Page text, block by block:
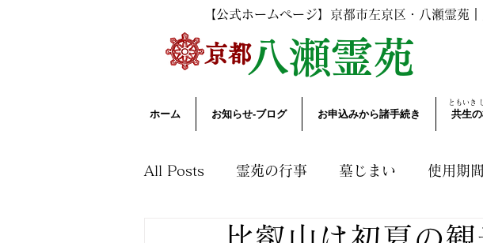
​京都​八瀬霊苑
ホーム お知らせ-ブログ お申込みから諸手続き 共生
ともいき​
【公式ホームページ】京都市左京区・八瀬霊苑｜
All Posts 霊苑の行事 墓じまい 使用期
花木園と自然 法要について 諸手続き